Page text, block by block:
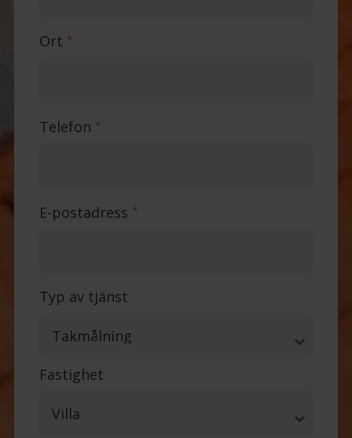
Ort *
Telefon *
E-postadress *
Typ av tjänst
Fastighet